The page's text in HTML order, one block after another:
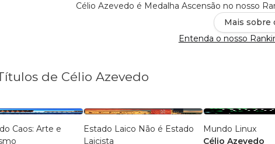
Célio Azevedo é Medalha Ascensão no nosso
Mais sobre
Entenda o nosso
de Célio Azevedo
Caos: Arte e
Estado Laico Não é Estado
Laicista
Mundo Linux
Célio Azevedo